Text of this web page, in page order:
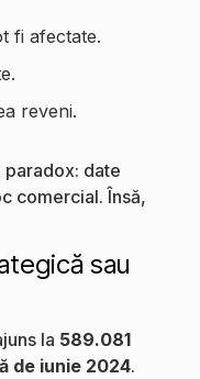
fi afectate.
reveni.
date
comercial. Însă,
sau
la 589.081
de iunie 2024.